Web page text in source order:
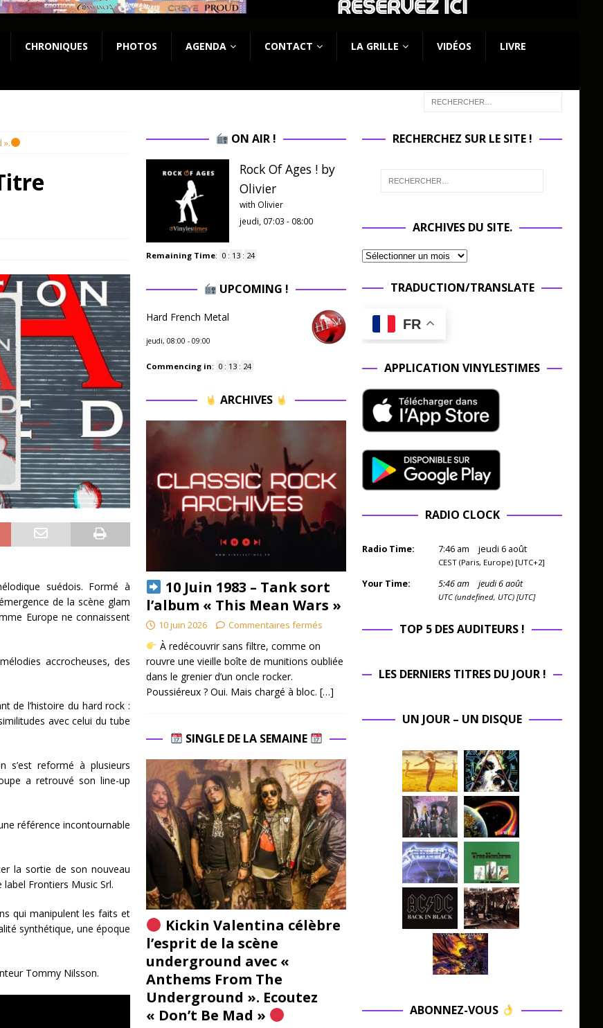
CHRONIQUES PHOTOS AGENDA CONTACT LA GRILLE VIDÉOS LIVRE
».
suédois. Formé à
de la scène glam
Europe ne connaissent
accrocheuses, des
de l’histoire du hard rock :
avec celui du tube
s’est reformé à plusieurs
a retrouvé son line-up
référence incontournable
la sortie de son nouveau
Frontiers Music Srl.
qui manipulent les faits et
synthétique, une époque
Tommy Nilsson.
ON AIR !
Rock Of Ages ! by
Olivier
with Olivier
jeudi, 07:03 - 08:00
Remaining Time: 0 : 13 : 23
UPCOMING !
Hard French Metal
jeudi, 08:00 - 09:00
Commencing in: 0 : 13 : 23
ARCHIVES
10 Juin 1983 – Tank sort
l’album « This Mean Wars »
10 juin 2026 Commentaires fermés
À redécouvrir sans filtre, comme on
rouvre une vieille boîte de munitions oubliée
dans le grenier d’un oncle rocker.
Poussiéreux ? Oui. Mais chargé à bloc. […]
SINGLE DE LA SEMAINE
Kickin Valentina célèbre
l’esprit de la scène
underground avec «
Anthems From The
Underground ». Ecoutez
« Don’t Be Mad »
RECHERCHEZ SUR LE SITE !
ARCHIVES DU SITE.
TRADUCTION/TRANSLATE
FR
APPLICATION VINYLESTIMES
RADIO CLOCK
Radio Time: 7:46 am jeudi 6 août
CEST (Paris, Europe) [UTC+2]
Your Time: 5:46am jeudi 6 août
UTC (undefined, UTC) [UTC]
TOP 5 DES AUDITEURS !
LES DERNIERS TITRES DU JOUR !
UN JOUR – UN DISQUE
ABONNEZ-VOUS